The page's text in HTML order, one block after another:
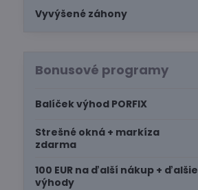
Vyvýšené záhony
Bonusové programy
Balíček výhod PORFIX
Strešné okná + markíza
zdarma
100 EUR na ďalší nákup + ďalšie
výhody